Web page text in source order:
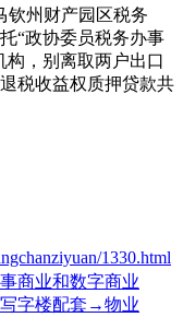
州财产园区税务
“政协委员税务办事
构，别离取两户出口
税收益权质押贷款共
1330.html
商业和数字商业
字楼配套→物业